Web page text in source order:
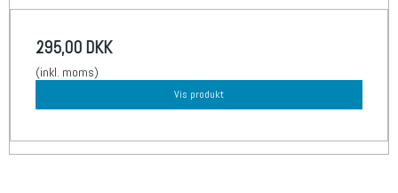
295,00 DKK
(inkl. moms)
Vis produkt